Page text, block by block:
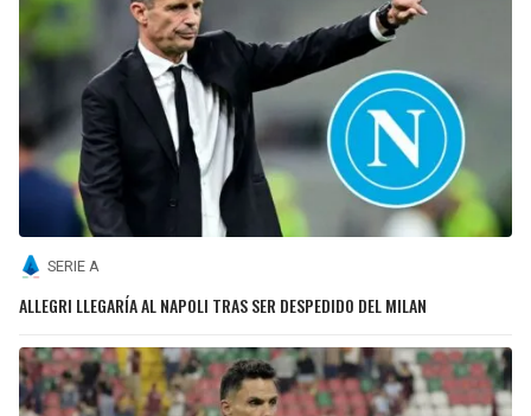
SERIE A
ALLEGRI LLEGARÍA AL NAPOLI TRAS SER DESPEDIDO DEL MILAN